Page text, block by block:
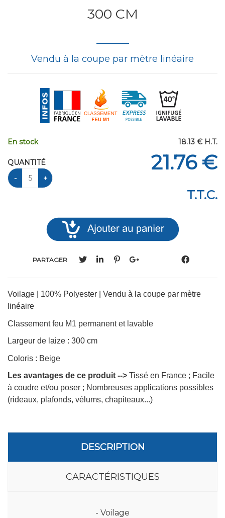
300 CM
Vendu à la coupe par mètre linéaire
18.13 € H.T.
21.76€
T.T.C.
En stock
QUANTITÉ
PARTAGER
Voilage | 100% Polyester | Vendu à la coupe par mètre
linéaire
Classement feu M1 permanent et lavable
Largeur de laize : 300 cm
Coloris : Beige
Les avantages de ce produit --> Tissé en France ; Facile
à coudre et/ou poser ; Nombreuses applications possibles
(rideaux, plafonds, vélums, chapiteaux...)
DESCRIPTION
CARACTÉRISTIQUES
- Voilage